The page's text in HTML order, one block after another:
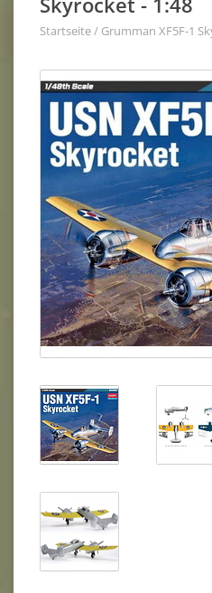
Startseite/ Grumman XF5F-1